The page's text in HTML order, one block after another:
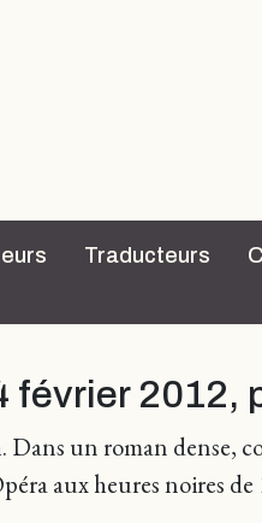
Traducteurs
février 2012,
un roman dense,
aux heures noires de